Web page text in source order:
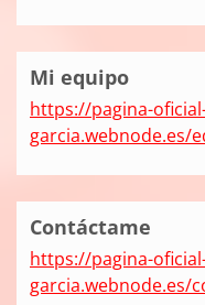
Mi equipo
https://pagina-
garcia.webnode.es/
Contáctame
https://pagina-
garcia.webnode.es/